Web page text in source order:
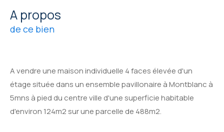
a propos
de ce bien
A vendre une maison individuelle 4 faces élevée d'un
étage située dans un ensemble pavillonaire à Montblanc à
5mns à pied du centre ville d'une superficie habitable
d'environ 124m2 sur une parcelle de 488m2.